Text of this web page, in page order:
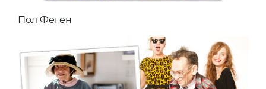
Пол Феген